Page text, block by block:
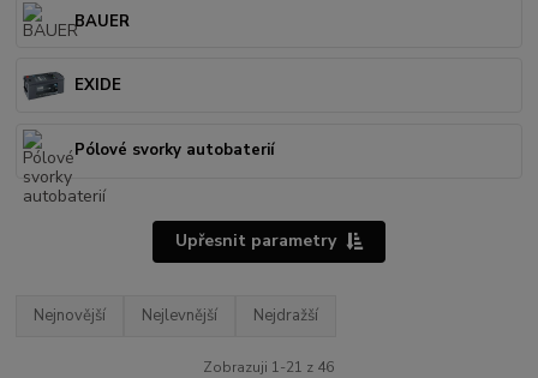
BAUER
EXIDE
Pólové svorky autobaterií
Upřesnit parametry
Nejnovější Nejlevnější Nejdražší
Zobrazuji 1-21 z 46